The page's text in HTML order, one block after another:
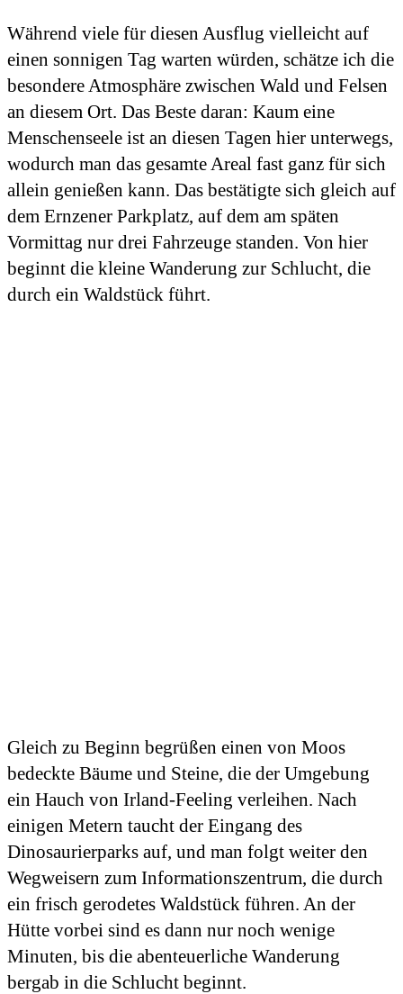
Während viele für diesen Ausflug vielleicht auf
einen sonnigen Tag warten würden, schätze ich die
besondere Atmosphäre zwischen Wald und Felsen
an diesem Ort. Das Beste daran: Kaum eine
Menschenseele ist an diesen Tagen hier unterwegs,
wodurch man das gesamte Areal fast ganz für sich
allein genießen kann. Das bestätigte sich gleich auf
dem Ernzener Parkplatz, auf dem am späten
Vormittag nur drei Fahrzeuge standen. Von hier
beginnt die kleine Wanderung zur Schlucht, die
durch ein Waldstück führt.
Gleich zu Beginn begrüßen einen von Moos
bedeckte Bäume und Steine, die der Umgebung
ein Hauch von Irland-Feeling verleihen. Nach
einigen Metern taucht der Eingang des
Dinosaurierparks auf, und man folgt weiter den
Wegweisern zum Informationszentrum, die durch
ein frisch gerodetes Waldstück führen. An der
Hütte vorbei sind es dann nur noch wenige
Minuten, bis die abenteuerliche Wanderung
bergab in die Schlucht beginnt.